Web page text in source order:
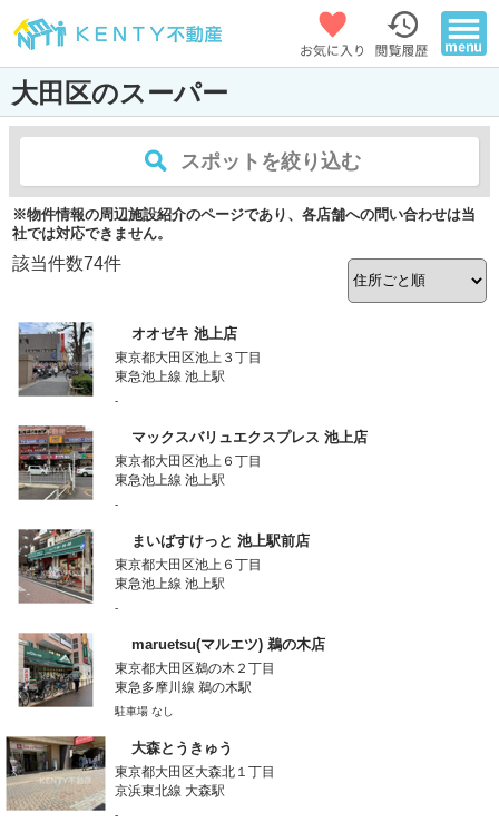
大田区のスーパー
スポットを絞り込む
※物件情報の周辺施設紹介のページであり、各店舗への問い合わせは当
社では対応できません。
該当件数74件
オオゼキ 池上店
東京都大田区池上３丁目
東急池上線 池上駅
-
マックスバリュエクスプレス 池上店
東京都大田区池上６丁目
東急池上線 池上駅
-
まいばすけっと 池上駅前店
東京都大田区池上６丁目
東急池上線 池上駅
-
maruetsu(マルエツ) 鵜の木店
東京都大田区鵜の木２丁目
東急多摩川線 鵜の木駅
駐車場 なし
大森とうきゅう
東京都大田区大森北１丁目
京浜東北線 大森駅
-